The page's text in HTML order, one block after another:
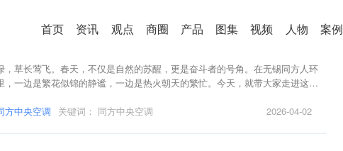
首页 资讯 观点 商圈 产品 图集 视频 人物 案例
环：一年之计在于春丨厂区繁花似锦，车间热火朝天、有
，草长莺飞。春天，不仅是自然的苏醒，更是奋斗者的号角。在无锡同方人环
，一边是繁花似锦的静谧，一边是热火朝天的繁忙。今天，就带大家走进这片
方中央空调 关键词： 同方中央空调 2026-04-02